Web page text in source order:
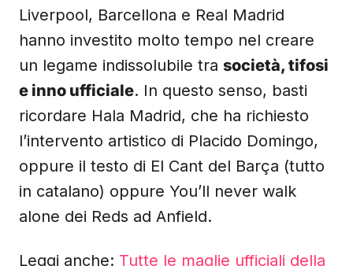
Liverpool, Barcellona e Real Madrid
hanno investito molto tempo nel creare
un legame indissolubile tra società, tifosi
e inno ufficiale. In questo senso, basti
ricordare Hala Madrid, che ha richiesto
l’intervento artistico di Placido Domingo,
oppure il testo di El Cant del Barça (tutto
in catalano) oppure You’ll never walk
alone dei Reds ad Anfield.
Leggi anche: Tutte le maglie ufficiali della